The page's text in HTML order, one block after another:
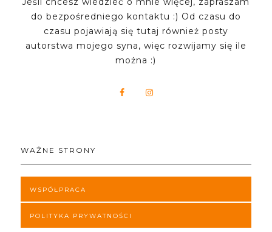
do bezpośredniego kontaktu :) Od czasu do
czasu pojawiają się tutaj również posty
autorstwa mojego syna, więc rozwijamy się ile
można :)
WAŻNE STRONY
WSPÓŁPRACA
POLITYKA PRYWATNOŚCI